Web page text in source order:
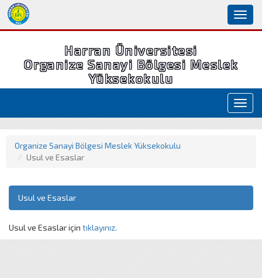
Harran Üniversitesi
Organize Sanayi Bölgesi Meslek
Yüksekokulu
Organize Sanayi Bölgesi Meslek Yüksekokulu
Usul ve Esaslar
Usul ve Esaslar
Usul ve Esaslar için tıklayınız.